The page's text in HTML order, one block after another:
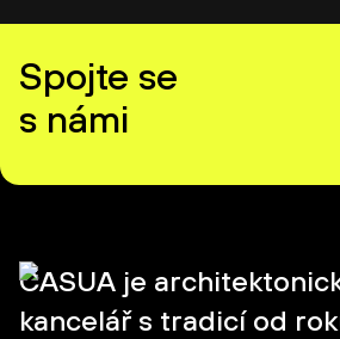
Spojte se
s námi
CASUA je
kancelář s tradicí od